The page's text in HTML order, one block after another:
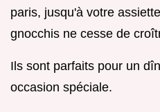
paris, jusqu'à votre
gnocchis ne cesse de
Ils sont parfaits pour un
occasion spéciale.